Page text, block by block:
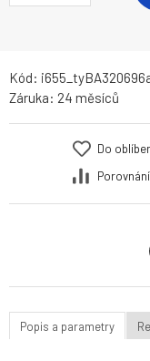
Kód:
Záruka: 24 měsíců
Do
Porovnání
Popis a parametry